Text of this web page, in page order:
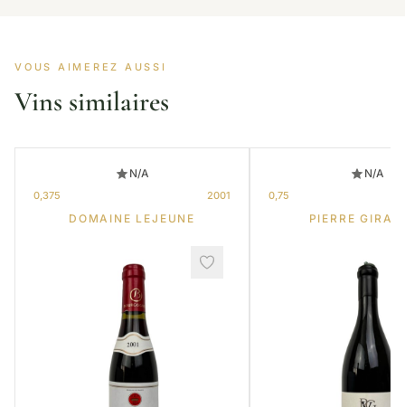
VOUS AIMEREZ AUSSI
Vins similaires
N/A
0,375 2001
DOMAINE LEJEUNE
N/A
0,75
PIERRE